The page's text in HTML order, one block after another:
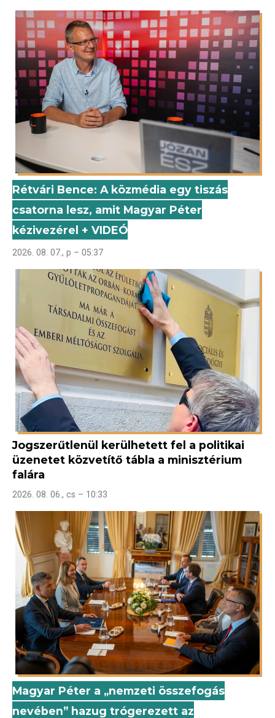
Rétvári Bence: A közmédia egy tiszás
csatorna lesz, amit Magyar Péter
kézivezérel + VIDEÓ
2026. 08. 07., p – 05:37
Jogszerűtlenül kerülhetett fel a politikai
üzenetet közvetítő tábla a minisztérium
falára
2026. 08. 06., cs – 10:33
Magyar Péter a „nemzeti összefogás
nevében” hazug trógerezett az